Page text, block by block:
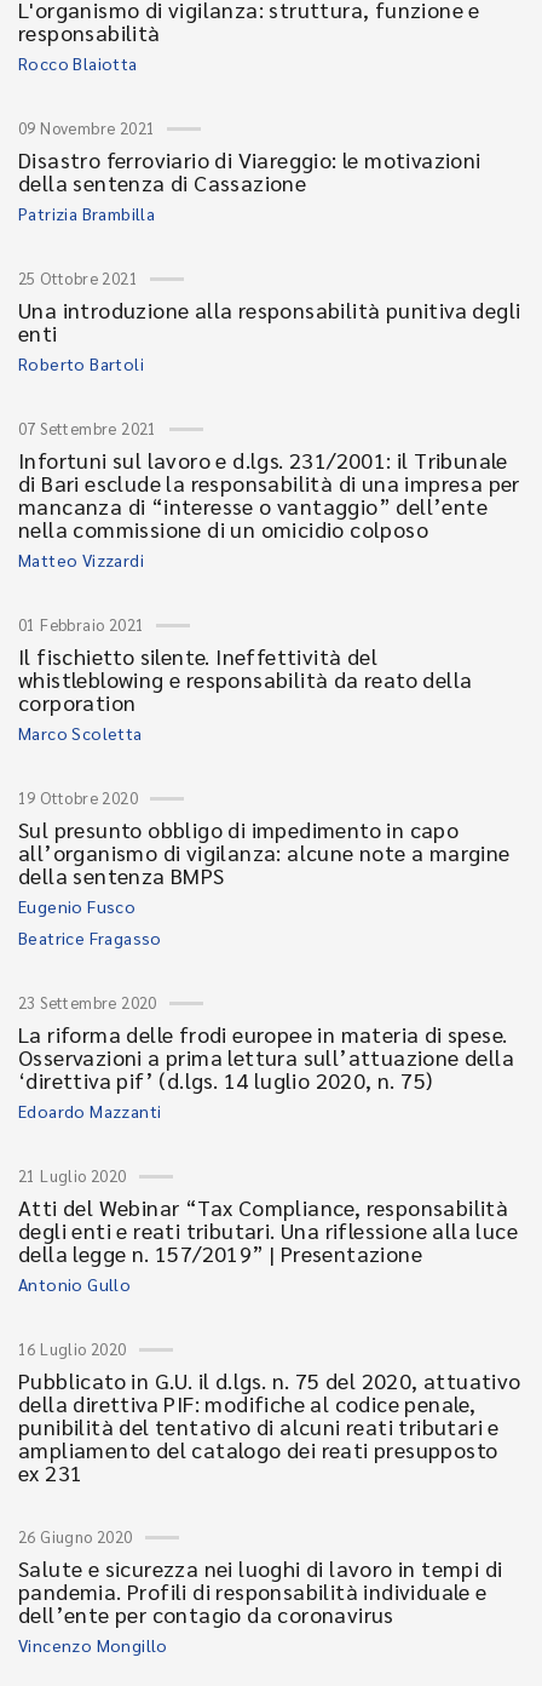
L'organismo di vigilanza: struttura, funzione e
responsabilità
Rocco Blaiotta
09 Novembre 2021
Disastro ferroviario di Viareggio: le motivazioni
della sentenza di Cassazione
Patrizia Brambilla
25 Ottobre 2021
Una introduzione alla responsabilità punitiva degli
enti
Roberto Bartoli
07 Settembre 2021
Infortuni sul lavoro e d.lgs. 231/2001: il Tribunale
di Bari esclude la responsabilità di una impresa per
mancanza di “interesse o vantaggio” dell’ente
nella commissione di un omicidio colposo
Matteo Vizzardi
01 Febbraio 2021
Il fischietto silente. Ineffettività del
whistleblowing e responsabilità da reato della
corporation
Marco Scoletta
19 Ottobre 2020
Sul presunto obbligo di impedimento in capo
all’organismo di vigilanza: alcune note a margine
della sentenza BMPS
Eugenio Fusco
Beatrice Fragasso
23 Settembre 2020
La riforma delle frodi europee in materia di spese.
Osservazioni a prima lettura sull’attuazione della
‘direttiva pif’ (d.lgs. 14 luglio 2020, n. 75)
Edoardo Mazzanti
21 Luglio 2020
Atti del Webinar “Tax Compliance, responsabilità
degli enti e reati tributari. Una riflessione alla luce
della legge n. 157/2019” | Presentazione
Antonio Gullo
16 Luglio 2020
Pubblicato in G.U. il d.lgs. n. 75 del 2020, attuativo
della direttiva PIF: modifiche al codice penale,
punibilità del tentativo di alcuni reati tributari e
ampliamento del catalogo dei reati presupposto
ex 231
26 Giugno 2020
Salute e sicurezza nei luoghi di lavoro in tempi di
pandemia. Profili di responsabilità individuale e
dell’ente per contagio da coronavirus
Vincenzo Mongillo